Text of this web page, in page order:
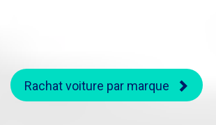
Rachat voiture par marque